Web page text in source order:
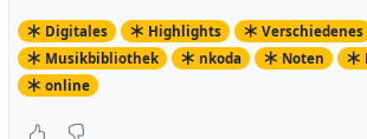
Digitales Highlights Verschiedenes
Musikbibliothek
nkoda Noten
online